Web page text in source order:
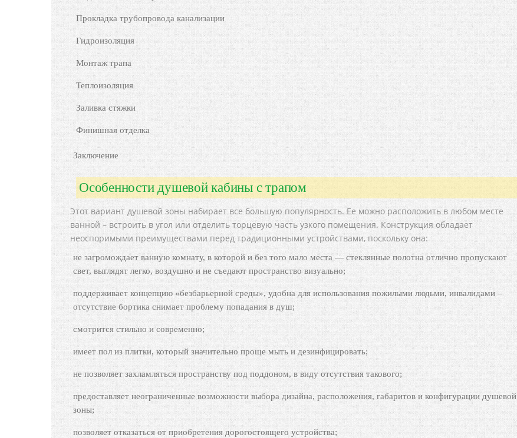
Прокладка трубопровода канализации
Гидроизоляция
Монтаж трапа
Теплоизоляция
Заливка стяжки
Финишная отделка
Заключение
Особенности душевой кабины с трапом
Этот вариант душевой зоны набирает все большую популярность. Ее можно расположить в любом месте
ванной – встроить в угол или отделить торцевую часть узкого помещения. Конструкция обладает
неоспоримыми преимуществами перед традиционными устройствами, поскольку она:
не загромождает ванную комнату, в которой и без того мало места — стеклянные полотна отлично пропускают
свет, выглядят легко, воздушно и не съедают пространство визуально;
поддерживает концепцию «безбарьерной среды», удобна для использования пожилыми людьми, инвалидами –
отсутствие бортика снимает проблему попадания в душ;
смотрится стильно и современно;
имеет пол из плитки, который значительно проще мыть и дезинфицировать;
не позволяет захламляться пространству под поддоном, в виду отсутствия такового;
предоставляет неограниченные возможности выбора дизайна, расположения, габаритов и конфигурации душевой
зоны;
позволяет отказаться от приобретения дорогостоящего устройства;